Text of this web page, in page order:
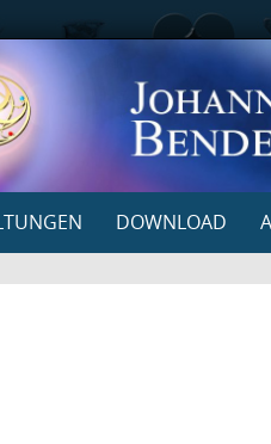
DOWNLOAD